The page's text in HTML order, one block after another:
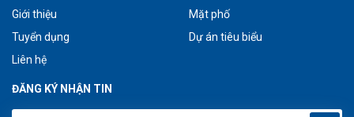
Giới thiệu
Tuyển dụng
Liên hệ
Mặt phố
Dự án tiêu biểu
ĐĂNG KÝ NHẬN TIN